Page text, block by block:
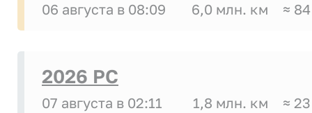
06 августа в 08:09 6,0 млн. км ≈
2026 PC
07 августа в 02:11 1,8 млн. км ≈